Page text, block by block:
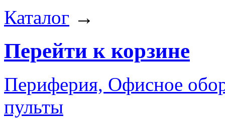
Каталог →
Перейти к корзине
Периферия, Офисное
пульты